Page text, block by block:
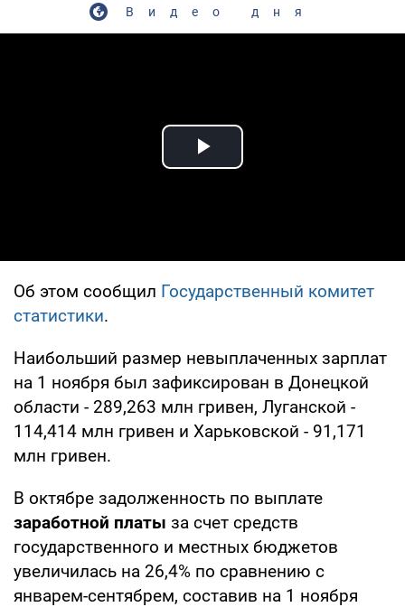
Видео дня
Play Video
Об этом сообщил Государственный комитет
статистики.
Наибольший размер невыплаченных зарплат
на 1 ноября был зафиксирован в Донецкой
области - 289,263 млн гривен, Луганской -
114,414 млн гривен и Харьковской - 91,171
млн гривен.
В октябре задолженность по выплате
заработной платы за счет средств
государственного и местных бюджетов
увеличилась на 26,4% по сравнению с
январем-сентябрем, составив на 1 ноября